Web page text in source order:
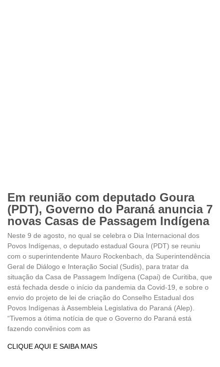
Em reunião com deputado Goura
(PDT), Governo do Paraná anuncia 7
novas Casas de Passagem Indígena
Neste 9 de agosto, no qual se celebra o Dia Internacional dos
Povos Indígenas, o deputado estadual Goura (PDT) se reuniu
com o superintendente Mauro Rockenbach, da Superintendência
Geral de Diálogo e Interação Social (Sudis), para tratar da
situação da Casa de Passagem Indígena (Capai) de Curitiba, que
está fechada desde o início da pandemia da Covid-19, e sobre o
envio do projeto de lei de criação do Conselho Estadual dos
Povos Indígenas à Assembleia Legislativa do Paraná (Alep).
“Tivemos a ótima notícia de que o Governo do Paraná está
fazendo convênios com as
CLIQUE AQUI E SAIBA MAIS